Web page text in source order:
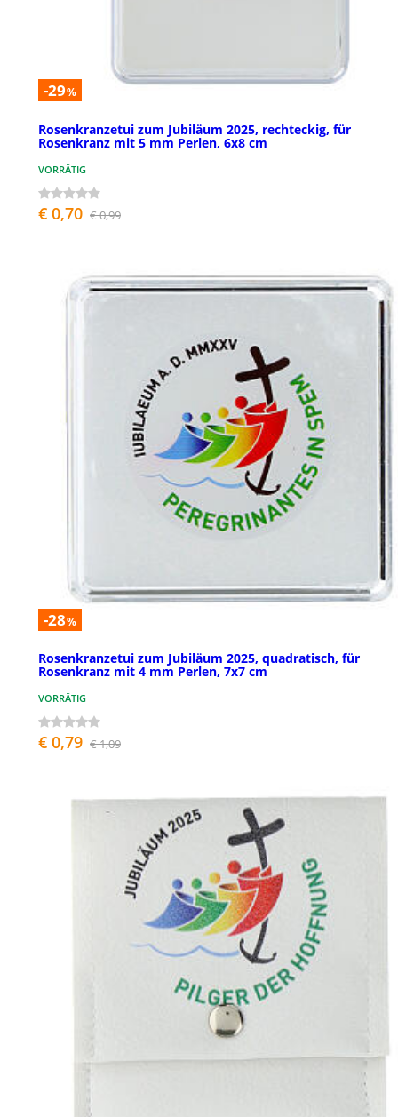
-29%
Rosenkranzetui zum Jubiläum 2025, rechteckig, für
Rosenkranz mit 5 mm Perlen, 6x8 cm
VORRÄTIG
€ 0,70 € 0,99
-28%
Rosenkranzetui zum Jubiläum 2025, quadratisch, für
Rosenkranz mit 4 mm Perlen, 7x7 cm
VORRÄTIG
€ 0,79 € 1,09